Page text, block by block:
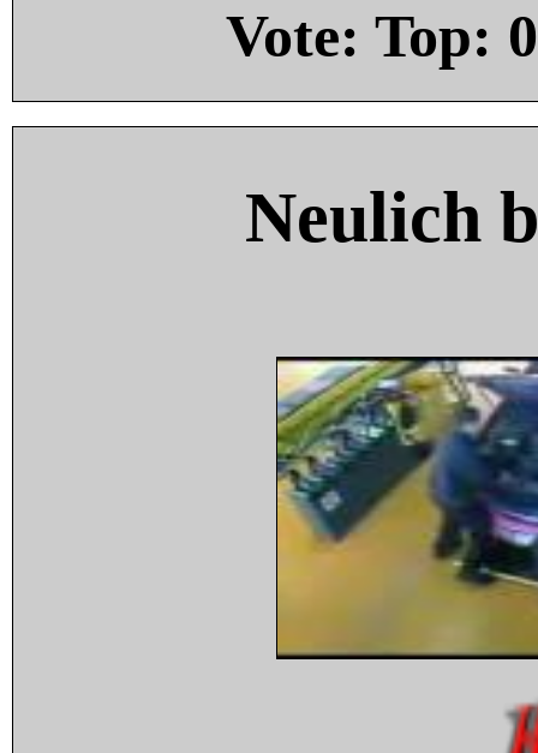
Vote: Top: 0
Neulich